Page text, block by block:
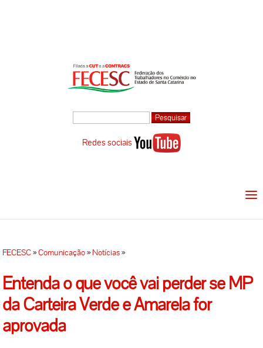
Redes sociais
FECESC»Comunicação»Notícias»
Entenda o que você vai perder se MP
da Carteira Verde e Amarela for
aprovada